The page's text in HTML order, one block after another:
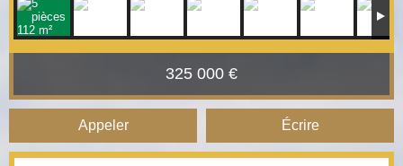
325 000 €
Appeler Écrire